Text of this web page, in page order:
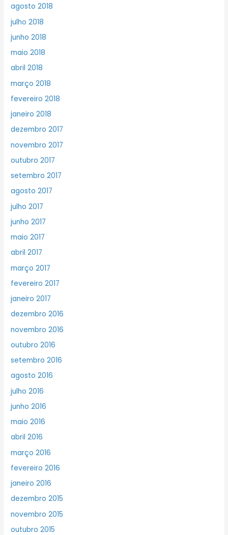
agosto 2018
julho 2018
junho 2018
maio 2018
abril 2018
março 2018
fevereiro 2018
janeiro 2018
dezembro 2017
novembro 2017
outubro 2017
setembro 2017
agosto 2017
julho 2017
junho 2017
maio 2017
abril 2017
março 2017
fevereiro 2017
janeiro 2017
dezembro 2016
novembro 2016
outubro 2016
setembro 2016
agosto 2016
julho 2016
junho 2016
maio 2016
abril 2016
março 2016
fevereiro 2016
janeiro 2016
dezembro 2015
novembro 2015
outubro 2015